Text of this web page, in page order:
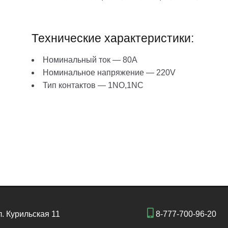
Технические характеристики:
Номинальный ток — 80A
Номинальное напряжение — 220V
Тип контактов — 1NО,1NC
Курильская 11 8-777-700-96-20